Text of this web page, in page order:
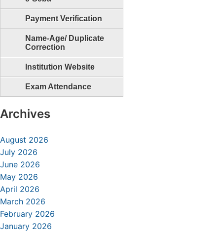
Payment Verification
Name-Age/ Duplicate
Correction
Institution Website
Exam Attendance
Archives
August 2026
July 2026
June 2026
May 2026
April 2026
March 2026
February 2026
January 2026